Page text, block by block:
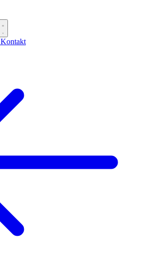
Kontakt